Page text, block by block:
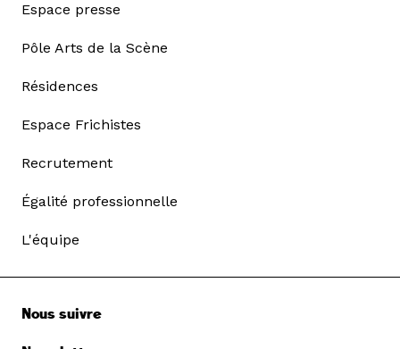
Espace presse
Pôle Arts de la Scène
Résidences
Espace Frichistes
Recrutement
Égalité professionnelle
L'équipe
Nous suivre